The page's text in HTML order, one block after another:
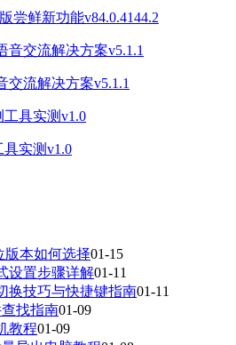
尝鲜新功能v84.0.4144.2
交流解决方案v5.1.1
实测v1.0
版本如何选择01-15
设置步骤详解01-11
换技巧与快捷键指南01-11
找指南01-09
教程01-09